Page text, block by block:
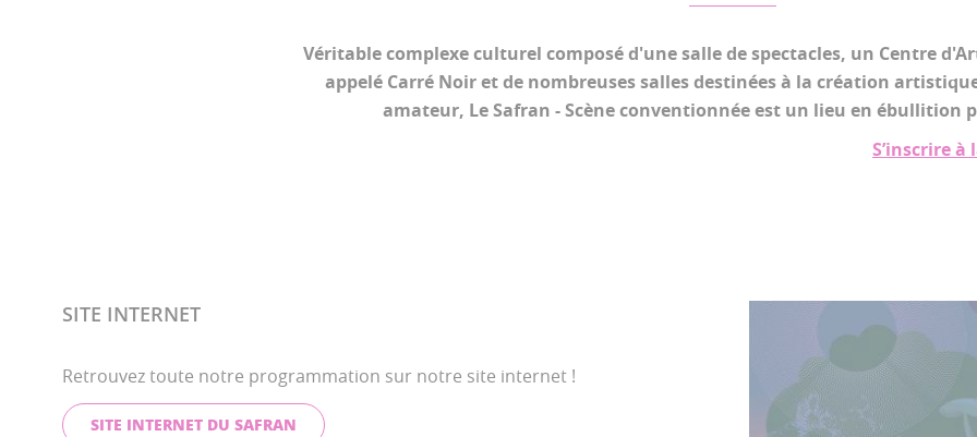
Véritable complexe culturel composé d'une salle de spectacles, un Centre
appelé Carré Noir et de nombreuses salles destinées à la création
amateur, Le Safran - Scène conventionnée est un lieu en ébullition
S’inscrire
SITE INTERNET
Retrouvez toute notre programmation sur notre site internet !
SITE INTERNET DU SAFRAN